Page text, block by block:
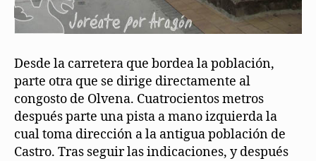
Desde la carretera que bordea la población,
parte otra que se dirige directamente al
congosto de Olvena. Cuatrocientos metros
después parte una pista a mano izquierda la
cual toma dirección a la antigua población de
Castro. Tras seguir las indicaciones, y después